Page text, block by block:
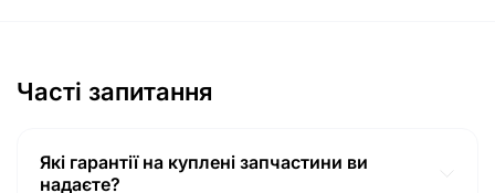
Часті запитання
Які гарантії на куплені запчастини ви
надаєте?